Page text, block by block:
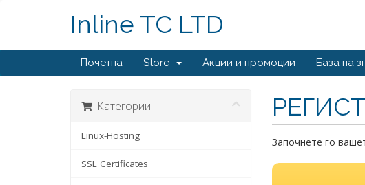
Inline TC LTD
Почетна Store Акции и промоции База на
Категории
Linux-Hosting
SSL Certificates
Започнете го